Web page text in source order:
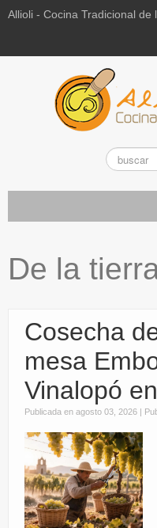
Allioli - Cocina Tradicional de
Vuestras recetas de hoy
La Paraeta
Eventos
Partners
De la
Cosecha
mesa
Vinalopó
Publicada en agosto 03, 2026 |